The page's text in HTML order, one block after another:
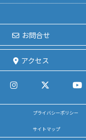
お問合せ
アクセス
プライバシーポリシー
サイトマップ